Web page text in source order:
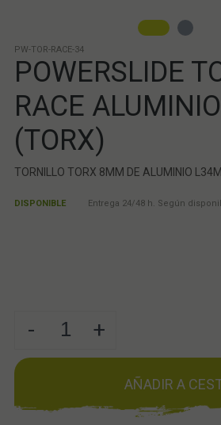
PW-TOR-RACE-34
POWERSLIDE
RACE
(TORX)
TORNILLO TORX 8MM DE ALUMINIO
DISPONIBLE Entrega 24/48 h. Según
- +
AÑADIR A